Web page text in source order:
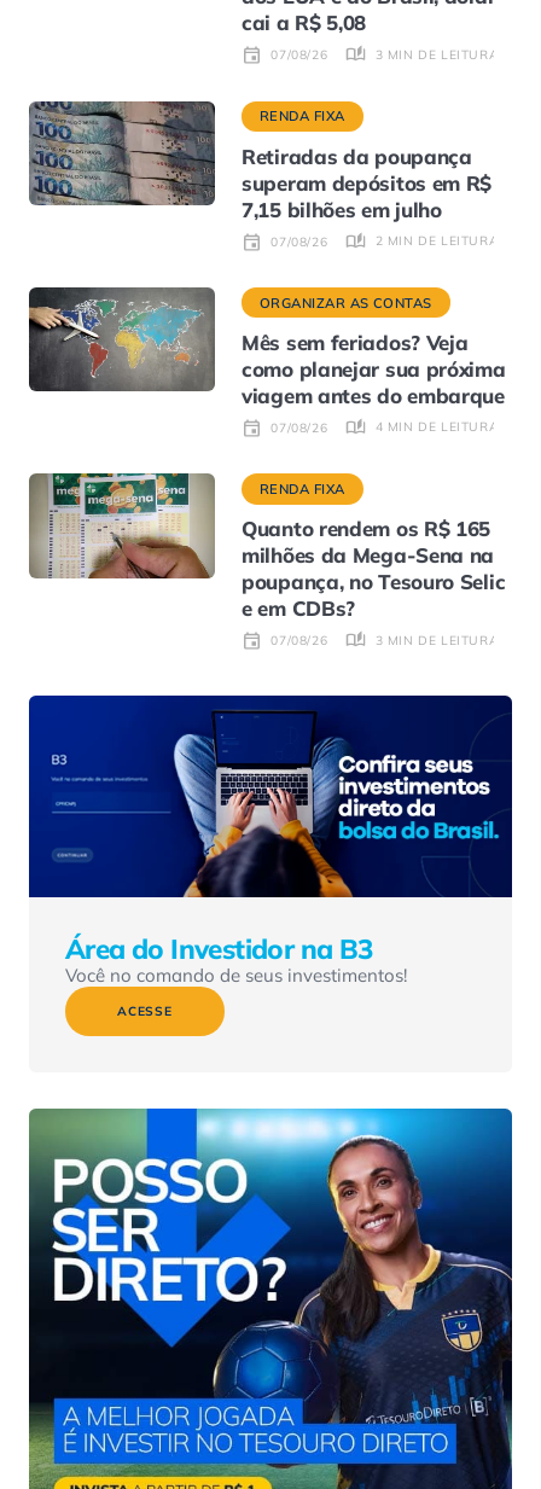
cai a R$ 5,08
07/08/26 3 MIN DE LEITURA
RENDA FIXA
Retiradas da poupança
superam depósitos em R$
7,15 bilhões em julho
07/08/26 2 MIN DE LEITURA
ORGANIZAR AS CONTAS
Mês sem feriados? Veja
como planejar sua próxima
viagem antes do embarque
07/08/26 4 MIN DE LEITURA
RENDA FIXA
Quanto rendem os R$ 165
milhões da Mega-Sena na
poupança, no Tesouro Selic
e em CDBs?
07/08/26 3 MIN DE LEITURA
Área do Investidor na B3
Você no comando de seus investimentos!
ACESSE